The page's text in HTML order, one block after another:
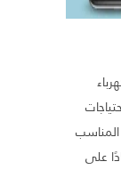
المناسب
على